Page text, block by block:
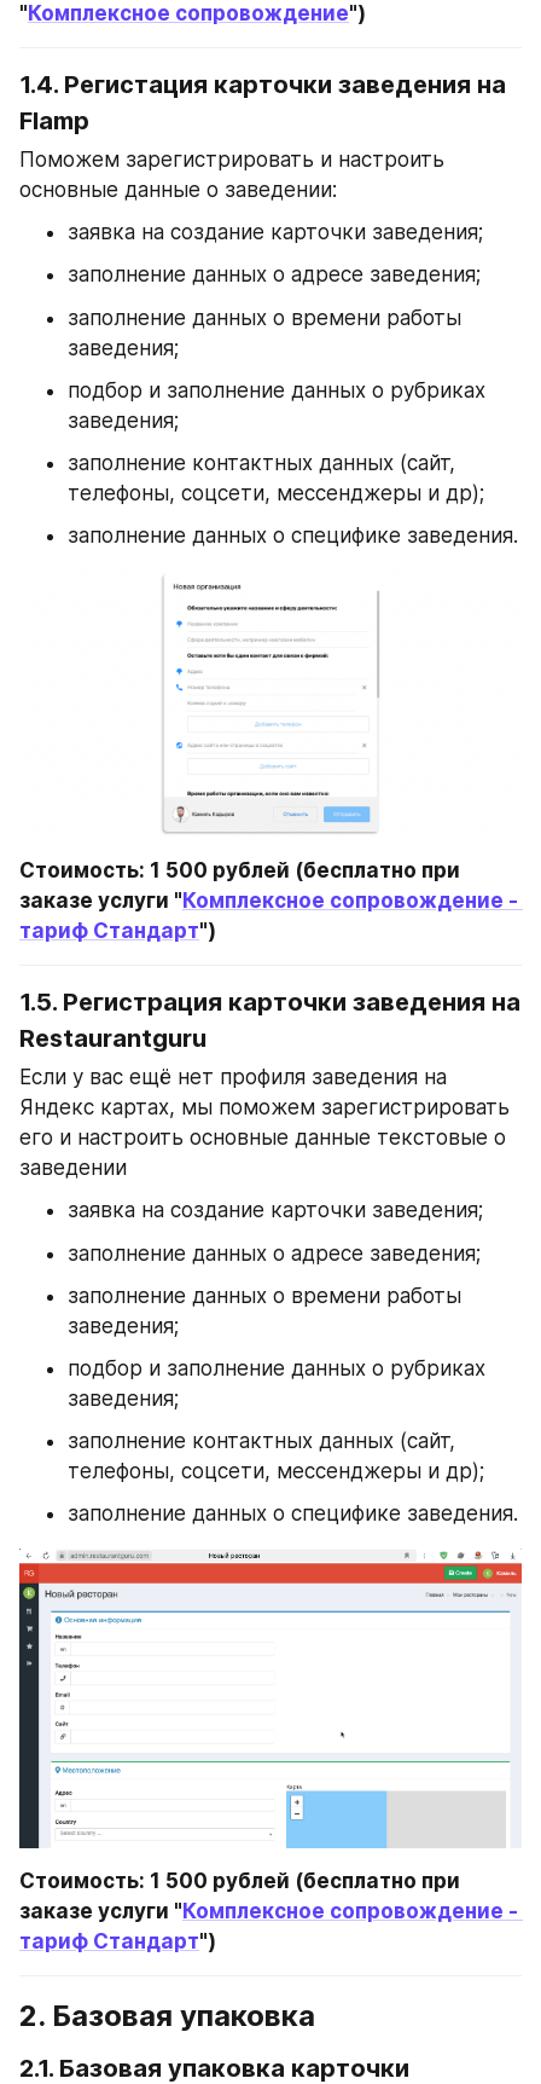
"Комплексное сопровождение")
1.4. Регистация карточки заведения на
Flamp
Поможем зарегистрировать и настроить
основные данные о заведении:
заявка на создание карточки заведения;
заполнение данных о адресе заведения;
заполнение данных о времени работы
заведения;
подбор и заполнение данных о рубриках
заведения;
заполнение контактных данных (сайт,
телефоны, соцсети, мессенджеры и др);
заполнение данных о специфике заведения.
Стоимость: 1 500 рублей (бесплатно при
заказе услуги " Комплексное сопровождение -
тариф Стандарт")
1.5. Регистрация карточки заведения на
Restaurantguru
Если у вас ещё нет профиля заведения на
Яндекс картах, мы поможем зарегистрировать
его и настроить основные данные текстовые о
заведении
заявка на создание карточки заведения;
заполнение данных о адресе заведения;
заполнение данных о времени работы
заведения;
подбор и заполнение данных о рубриках
заведения;
заполнение контактных данных (сайт,
телефоны, соцсети, мессенджеры и др);
заполнение данных о специфике заведения.
Стоимость: 1 500 рублей (бесплатно при
заказе услуги "Комплексное сопровождение -
тариф Стандарт")
2. Базовая упаковка
2.1. Базовая упаковка карточки